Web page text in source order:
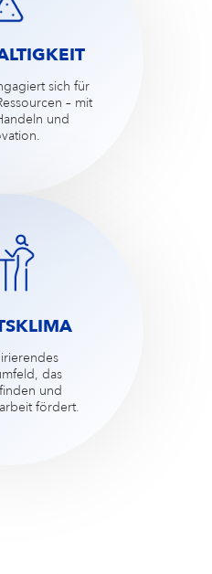
sich für
– mit
und
das
und
fördert.​